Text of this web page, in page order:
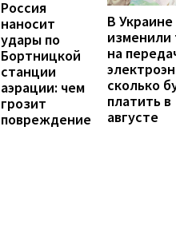
Россия
наносит
удары по
Бортницкой
станции
аэрации: чем
грозит
повреждение
В Украине
на
сколько
платить в
августе